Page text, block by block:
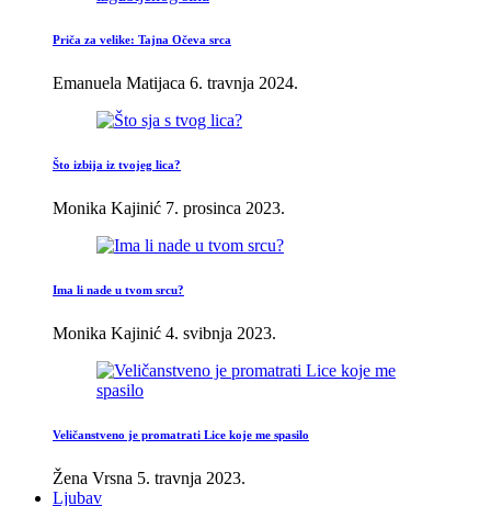
Priča za velike: Tajna Očeva srca
Emanuela Matijaca 6. travnja 2024.
Što izbija iz tvojeg lica?
Monika Kajinić 7. prosinca 2023.
Ima li nade u tvom srcu?
Monika Kajinić 4. svibnja 2023.
Veličanstveno je promatrati Lice koje me spasilo
Žena Vrsna 5. travnja 2023.
Ljubav